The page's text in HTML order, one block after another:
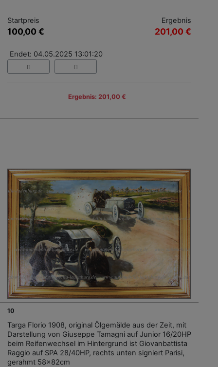
Startpreis
100,00 €
Ergebnis
201,00 €
Endet: 04.05.2025 13:01:20
Ergebnis: 201,00 €
10
Targa Florio 1908, original Ölgemälde aus der Zeit, mit
Darstellung von Giuseppe Tamagni auf Junior 16/20HP
beim Reifenwechsel im Hintergrund ist Giovanbattista
Raggio auf SPA 28/40HP, rechts unten signiert Parisi,
gerahmt 58x82cm